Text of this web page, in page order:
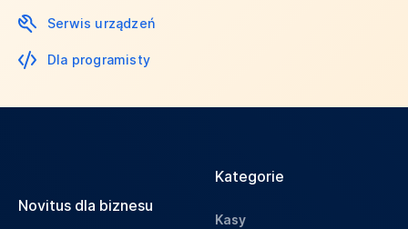
Serwis urządzeń
Dla programisty
Novitus dla biznesu
Kategorie
Kasy